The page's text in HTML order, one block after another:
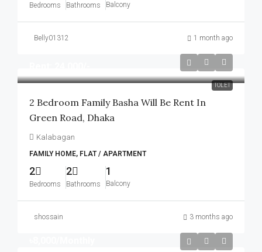
Bedrooms Bathrooms Balcony
Belly01312 1 month ago
TOLET
2 Bedroom Family Basha Will Be Rent In
Green Road, Dhaka
Kalabagan
FAMILY HOME, FLAT / APARTMENT
2
Bedrooms
2
Bathrooms
1
Balcony
shossain 3 months ago